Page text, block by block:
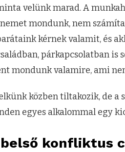
velünk marad. A
mondunk, nem
kérnek valamit, és
párkapcsolatban is
mondunk valamire, ami
közben tiltakozik, de a
egyes alkalommal egy
konfliktus